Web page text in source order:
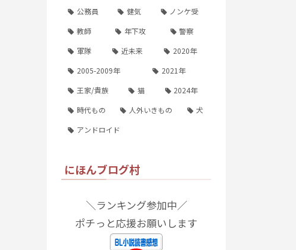
公務員
健気
ノンケ受
教師
年下攻
警察
軍隊
近未来
2020年
2005-2009年
2021年
王家/貴族
猫
2024年
時代もの
人外いきもの
犬
アンドロイド
にほんブログ村
＼ランキング参加中／
ポチっと応援お願いします